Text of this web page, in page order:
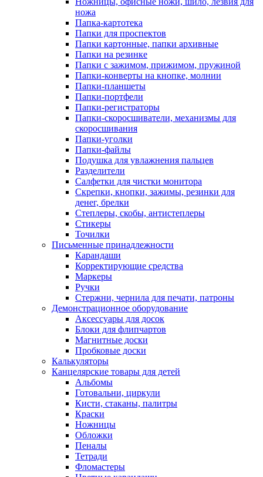
ножа
Папка-картотека
Папки для проспектов
Папки картонные, папки архивные
Папки на резинке
Папки с зажимом, прижимом, пружиной
Папки-конверты на кнопке, молнии
Папки-планшеты
Папки-портфели
Папки-регистраторы
Папки-скоросшиватели, механизмы для
скоросшивания
Папки-уголки
Папки-файлы
Подушка для увлажнения пальцев
Разделители
Салфетки для чистки монитора
Скрепки, кнопки, зажимы, резинки для
денег, брелки
Степлеры, скобы, антистеплеры
Стикеры
Точилки
Письменные принадлежности
Карандаши
Корректирующие средства
Маркеры
Ручки
Стержни, чернила для печати, патроны
Демонстрационное оборудование
Аксессуары для досок
Блоки для флипчартов
Магнитные доски
Пробковые доски
Калькуляторы
Канцелярские товары для детей
Альбомы
Готовальни, циркули
Кисти, стаканы, палитры
Краски
Ножницы
Обложки
Пеналы
Тетради
Фломастеры